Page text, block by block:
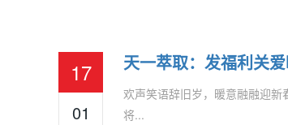
17
01
天一萃取：发福利关
欢声笑语辞旧岁，暖意融融迎新
将...